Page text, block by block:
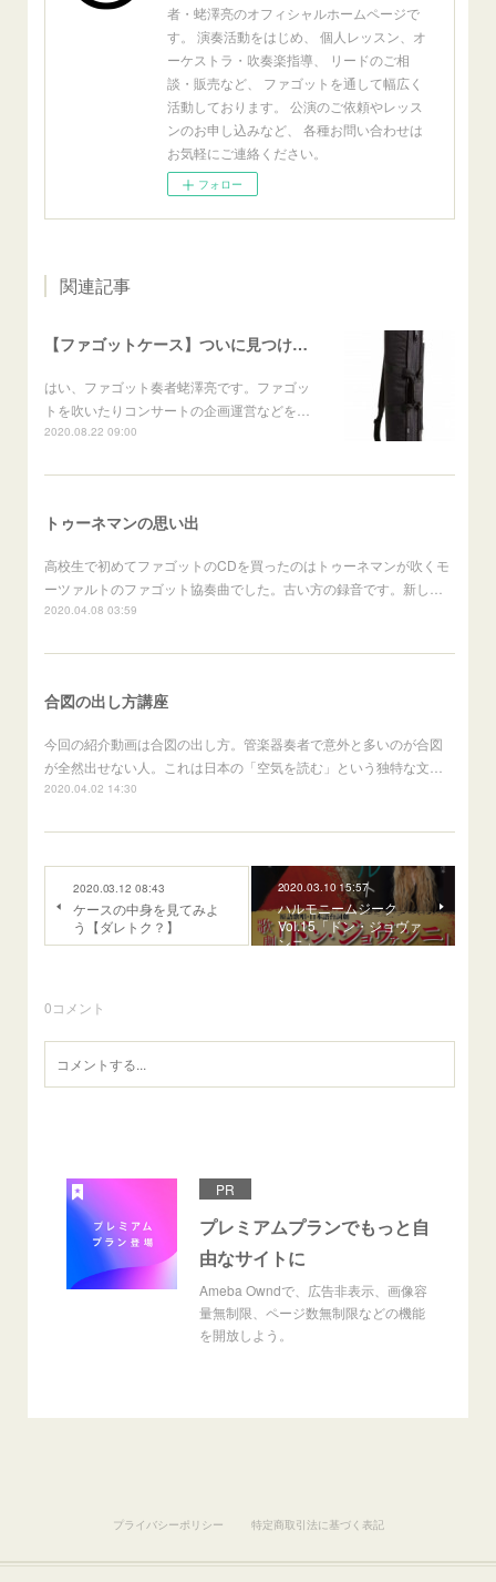
者・蛯澤亮のオフィシャルホームページで
す。 演奏活動をはじめ、 個人レッスン、オ
ーケストラ・吹奏楽指導、 リードのご相
談・販売など、 ファゴットを通して幅広く
活動しております。 公演のご依頼やレッス
ンのお申し込みなど、 各種お問い合わせは
お気軽にご連絡ください。
フォロー
関連記事
【ファゴットケース】ついに見つけた！これが世界最軽量ファゴットケース！？【JDRライトケースを超えた！！】
はい、ファゴット奏者蛯澤亮です。ファゴッ
トを吹いたりコンサートの企画運営などを…
2020.08.22 09:00
トゥーネマンの思い出
高校生で初めてファゴットのCDを買ったのはトゥーネマンが吹くモ
ーツァルトのファゴット協奏曲でした。古い方の録音です。新し…
2020.04.08 03:59
合図の出し方講座
今回の紹介動画は合図の出し方。管楽器奏者で意外と多いのが合図
が全然出せない人。これは日本の「空気を読む」という独特な文…
2020.04.02 14:30
2020.03.12 08:43
ケースの中身を見てみよ
う【ダレトク？】
2020.03.10 15:57
ハルモニームジーク
Vol.15「ドン・ジョヴァ
ンニ」
0コメント
PR
プレミアムプランでもっと自
由なサイトに
Ameba Owndで、広告非表示、画像容
量無制限、ページ数無制限などの機能
を開放しよう。
プライバシーポリシー 特定商取引法に基づく表記